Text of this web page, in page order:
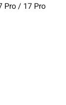
Pro / 17 Pro